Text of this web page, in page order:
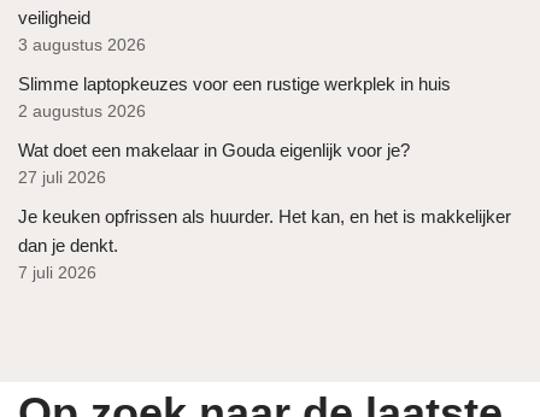
veiligheid
3 augustus 2026
Slimme laptopkeuzes voor een rustige werkplek in huis
2 augustus 2026
Wat doet een makelaar in Gouda eigenlijk voor je?
27 juli 2026
Je keuken opfrissen als huurder. Het kan, en het is makkelijker
dan je denkt.
7 juli 2026